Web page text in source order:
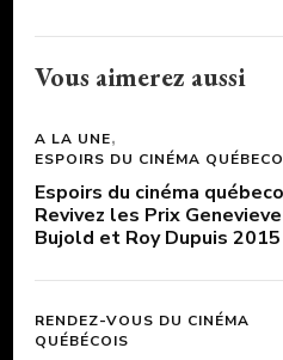
Vous aimerez aussi
A LA UNE
ESPOIRS DU CINÉMA
Espoirs du cinéma
Revivez les Prix Genevieve
Bujold et Roy Dupuis 2015
RENDEZ-VOUS DU CINÉMA
QUÉBÉCOIS